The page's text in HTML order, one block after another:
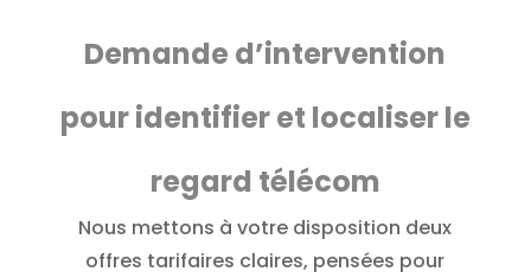
Demande d’intervention
pour identifier et localiser le
regard télécom
Nous mettons à votre disposition deux
offres tarifaires claires, pensées pour